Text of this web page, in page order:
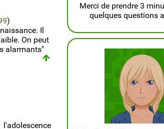
)
Il
On peut
alarmants"
Merci de prendre 3
quelques questions